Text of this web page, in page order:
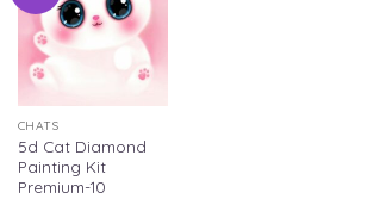
CHATS
5d Cat Diamond
Painting Kit
Premium-10